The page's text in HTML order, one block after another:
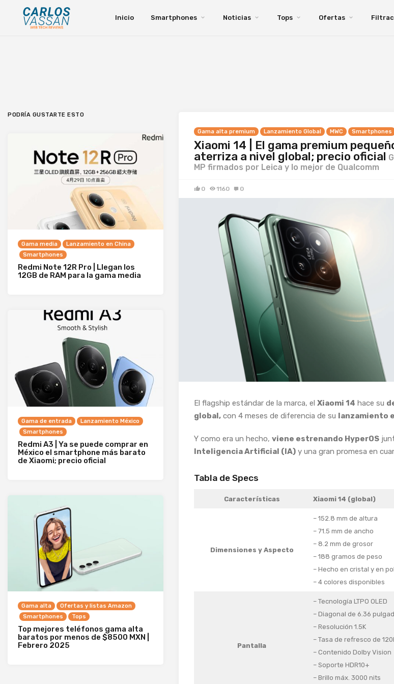
Inicio Smartphones Noticias Tops Ofertas
Gama alta premium Lanzamiento Global MWC Smartphones
Xiaomi 14 | El gama premium
aterriza a nivel global; precio oficial
MP firmados por Leica y lo mejor de Qualcomm
0 1160 0
El flagship estándar de la marca, el Xiaomi 14 hace su
global, con 4 meses de diferencia de su lanzamiento
Y como era un hecho, viene estrenando HyperOS
Inteligencia Artificial (IA) y una gran promesa en
Tabla de Specs
Características Xiaomi 14 (global)
Dimensiones y Aspecto
– 152.8 mm de altura
– 71.5 mm de ancho
– 8.2 mm de grosor
– 188 gramos de peso
– Hecho en cristal y en
– 4 colores disponibles
Pantalla
– Tecnología LTPO OLED
– Diagonal de 6.36
– Resolución 1.5K
– Tasa de refresco de
– Contenido Dolby Vision
– Soporte HDR10+
– Brillo máx. 3000 nits
PODRÍA GUSTARTE ESTO
Gama media
Lanzamiento en China
Smartphones
Redmi Note 12R Pro | Llegan los
12GB de RAM para la gama media
Gama de entrada
Lanzamiento México
Smartphones
Redmi A3 | Ya se puede comprar en
México el smartphone más barato
de Xiaomi; precio oficial
Gama alta
Ofertas y listas Amazon
Smartphones
Tops
Top mejores teléfonos gama alta
baratos por menos de $8500 MXN |
Febrero 2025